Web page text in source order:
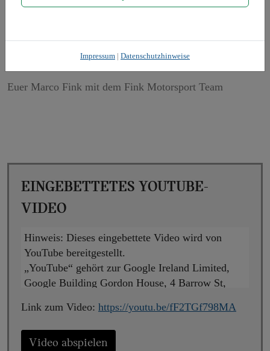
automotive erfolgreich ausprobieren.
Ich bedanke mich für die tatkräftige Unterstützung und
freue mich auf einen tollen Saisonauftakt.
Euer Marco Fink mit dem Fink Motorsport Team
Eingebettetes YouTube-
Video
Hinweis: Dieses eingebettete Video wird von
YouTube bereitgestellt.
„YouTube“ gehört zur Google Ireland Limited,
Google Building Gordon House, 4 Barrow St,
Abspielen wird eine Verbindung zu den Servern
von YouTube hergestellt. Dabei wird YouTube
mitgeteilt, welche Seiten Sie besuchen. Wenn Sie
Link zum Video: https://youtu.be/fF2TGf798MA
Video abspielen
Impressum | Datenschutzhinweise